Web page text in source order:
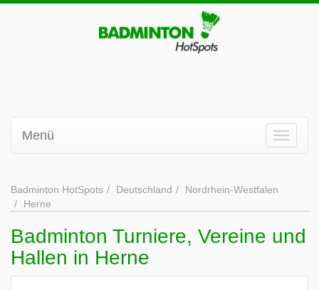
Menü
Badminton HotSpots Deutschland
Nordrhein-Westfalen
Herne
Badminton Turniere, Vereine und
Hallen in Herne